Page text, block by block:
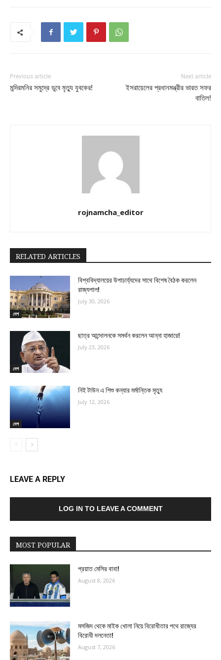
Previous article
মন্দিরমনির সমুদ্রে ডুবে মৃত্যু যুবকের!
Next article
ইসরায়েলের প্রধানমন্ত্রীর ভারত সফর
বাতিল!
rojnamcha_editor
RELATED ARTICLES
দেশ
বিশ্ববিদ্যালয়ের উপাচার্য্যদের সাথে বিশেষ বৈঠক করলেন
রাজ্যপাল!
July 30, 2026
দেশ
ছাত্র আন্দোলনকে সমর্থন করলেন আন্না হাজারে!
July 23, 2026
দেশ
নিই টাউন এ শিশু কন্যার মর্মান্তিক মৃত্যু
July 12, 2026
LEAVE A REPLY
LOG IN TO LEAVE A COMMENT
MOST POPULAR
প্রয়াত মেসির বাবা!
August 8, 2026
মসজিদ থেকে মাইক খোলা নিয়ে বিরোধীতার পথে রাজ্যের
বিরোধী দলনেতা!
August 7, 2026